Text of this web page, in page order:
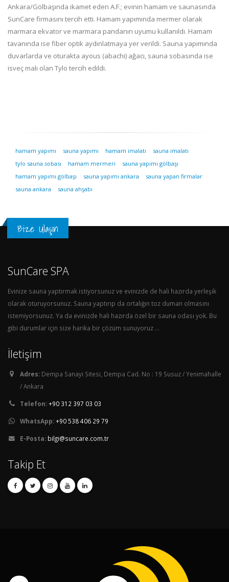
Ankara/Gölbaşında ikamet eden A.F.; evinin hamam ve saunasında
SunCare firmasını tercih etti. Hamam yapımında mermer olarak
marmara ekvator ve marmara pandanın uyumu kullanıldı. Hamam
tavanında ise fiber optik aydınlatmaya yer verildi. Sauna yapımında
duvarlarda ve oturakta ayous (abachi) ağacı, sauna sobasında ise
isveç malı olan Tylo tercih edildi.
hamam yapımı sauna yapımı hamam imalatı
sauna imalatı
tylo sauna sobası
hamam mermeri
sauna yapımı gölbaşı
hamam yapımı gölbaşı
sauna yapımı ankara
sauna yapan firmalar
sauna ankara
sauna ahşabı
Bize Ulaşın
SunCare SPA
Evinize sauna yaptırmak istiyorsunuz ve evinizde de hali hazırda yerleşik
olarak oturuyorsunuz. Sauna yaptırıp da ortalığın toz duman olmasını
istemiyorsunuz. Ya da evinizde hali hazırda özel bir sauna odası yok. Bu
gibi durumlar için size harika bir çözüm sunuyoruz ...
İletişim
Adres: Dempa Sanayi Sitesi, Dempa Cad. No : 19 Susuz / Yenimahalle
/ Ankara
Telefon:+90 312 397 03 03
WhatsApp:+90 538 406 29 79
E-Posta: bilgi@suncare.com.tr
Takip Et